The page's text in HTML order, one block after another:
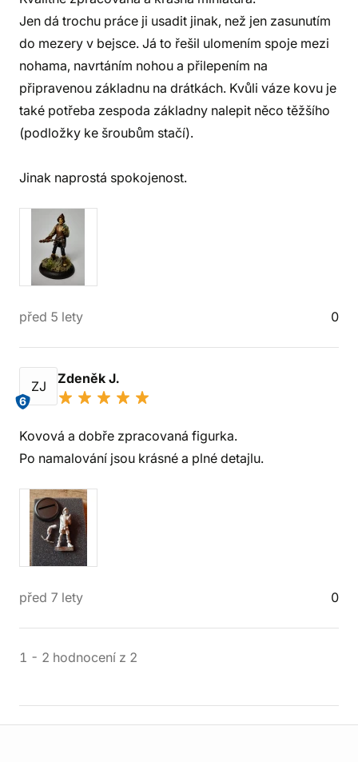
Jen dá trochu práce ji usadit jinak, než jen zasunutím
do mezery v bejsce. Já to řešil ulomením spoje mezi
nohama, navrtáním nohou a přilepením na
připravenou základnu na drátkách. Kvůli váze kovu je
také potřeba zespoda základny nalepit něco těžšího
(podložky ke šroubům stačí).
Jinak naprostá spokojenost.
před 5 lety 0
ZJ
6
Zdeněk J.
Kovová a dobře zpracovaná figurka.
Po namalování jsou krásné a plné detajlu.
před 7 lety 0
1 - 2 hodnocení z 2